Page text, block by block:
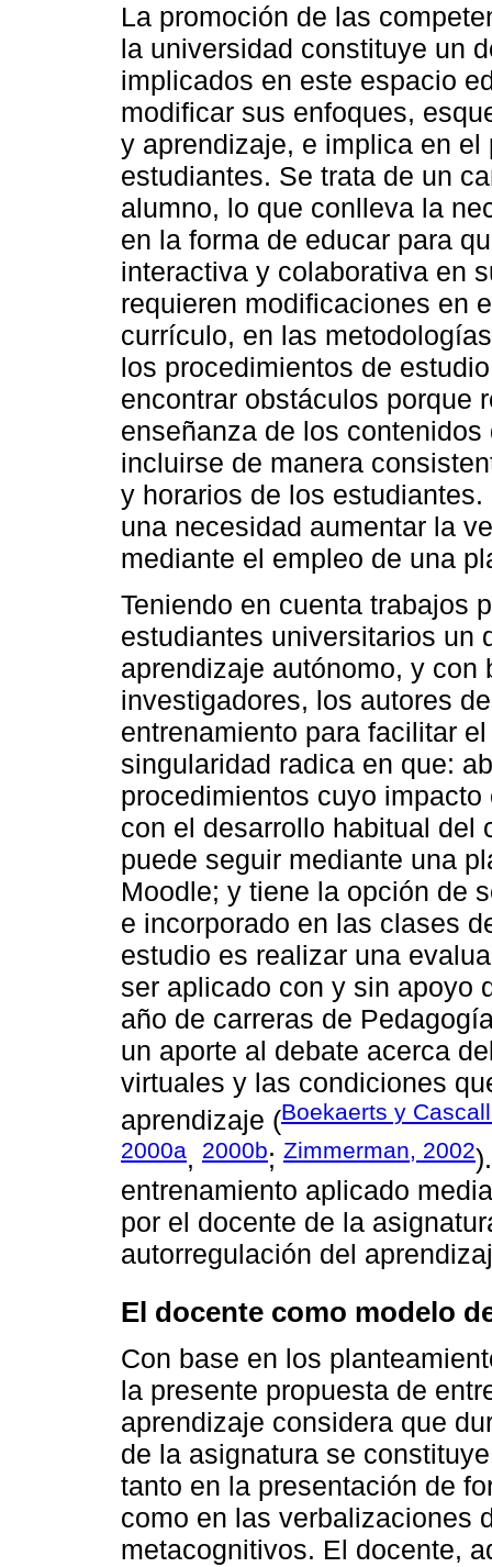
La promoción de las
la universidad constituye un
implicados en este espacio
modificar sus enfoques,
y aprendizaje, e implica en
estudiantes. Se trata de un
alumno, lo que conlleva la
en la forma de educar para
interactiva y colaborativa en
requieren modificaciones en
currículo, en las
los procedimientos de
encontrar obstáculos porque
enseñanza de los
incluirse de manera
y horarios de los
una necesidad aumentar la
mediante el empleo de una
Teniendo en cuenta trabajos
estudiantes universitarios un
aprendizaje autónomo, y
investigadores, los autores
entrenamiento para facilitar
singularidad radica en que:
procedimientos cuyo
con el desarrollo habitual del
puede seguir mediante una
Moodle; y tiene la opción de
e incorporado en las clases
estudio es realizar una
ser aplicado con y sin apoyo
año de carreras de
un aporte al debate acerca
virtuales y las condiciones
aprendizaje (Boekaerts y
2000a, 2000b; Zimmerman, 2002
entrenamiento aplicado
por el docente de la
autorregulación del
El docente como modelo
Con base en los
la presente propuesta de
aprendizaje considera que
de la asignatura se
tanto en la presentación de
como en las verbalizaciones
metacognitivos. El docente,